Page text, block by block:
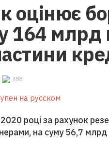
оцінює
164 млрд
488
на русском
році за рахунок
на суму 56,7 млрд